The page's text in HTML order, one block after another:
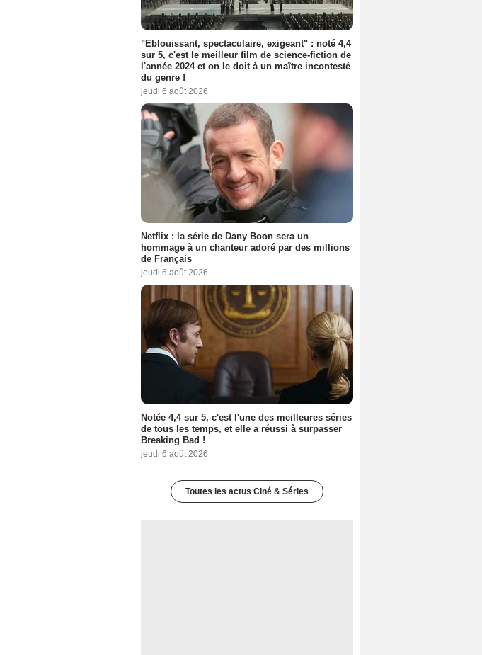
"Eblouissant, spectaculaire, exigeant" : noté 4,4
sur 5, c'est le meilleur film de science-fiction de
l'année 2024 et on le doit à un maître incontesté
du genre !
jeudi 6 août 2026
Netflix : la série de Dany Boon sera un
hommage à un chanteur adoré par des millions
de Français
jeudi 6 août 2026
Notée 4,4 sur 5, c'est l'une des meilleures séries
de tous les temps, et elle a réussi à surpasser
Breaking Bad !
jeudi 6 août 2026
Toutes les actus Ciné & Séries